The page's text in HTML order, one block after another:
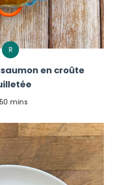
R
en croûte
50 mins